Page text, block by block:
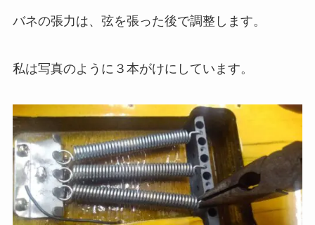
バネの張力は、弦を張った後で調整します。
私は写真のように３本がけにしています。